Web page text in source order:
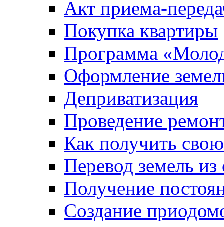
Акт приема-
Покупка квартиры
Программа
Оформление
Деприватизация
Проведение
Как получить
Перевод земель
Получение
Создание